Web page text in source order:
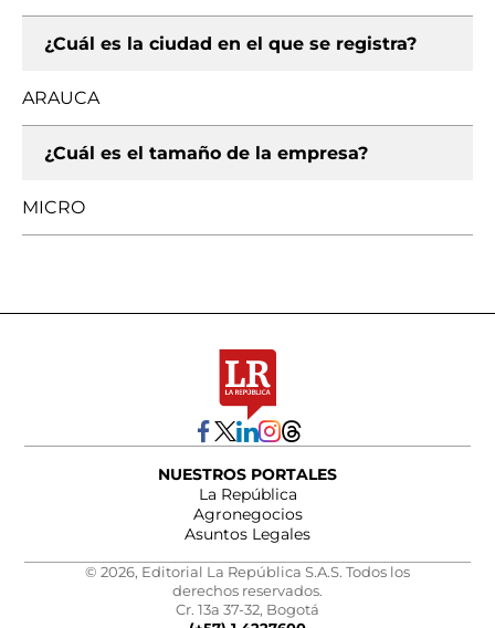
¿Cuál es la ciudad en el que se registra?
ARAUCA
¿Cuál es el tamaño de la empresa?
MICRO
NUESTROS PORTALES
La República
Agronegocios
Asuntos Legales
© 2026, Editorial La República S.A.S. Todos los
derechos reservados.
Cr. 13a 37-32, Bogotá